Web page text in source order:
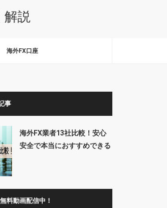
解説
海外FX口座
事
海外FX業者13社比較！安心
安全で本当におすすめできる
料動画配信中！